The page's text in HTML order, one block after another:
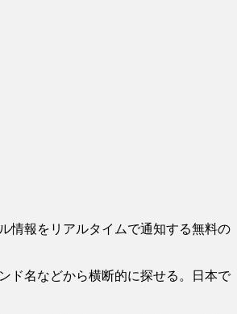
情報をリアルタイムで通知する無料の
ド名などから横断的に探せる。日本で